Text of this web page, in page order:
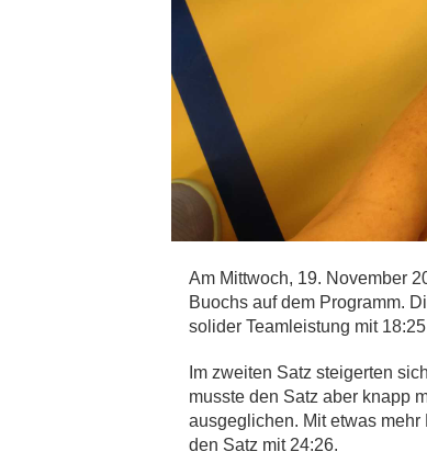
Am Mittwoch, 19. November
Buochs auf dem Programm.
solider Teamleistung mit
Im zweiten Satz steigerten
musste den Satz aber knapp
ausgeglichen. Mit etwas
den Satz mit 24:26.